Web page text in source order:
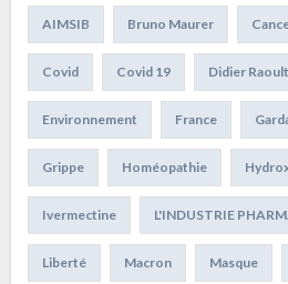
AIMSIB Bruno Maurer
Covid Covid 19 Didier Raoult
Environnement France
Grippe Homéopathie
Ivermectine L'INDUSTRIE
Liberté Macron Masque